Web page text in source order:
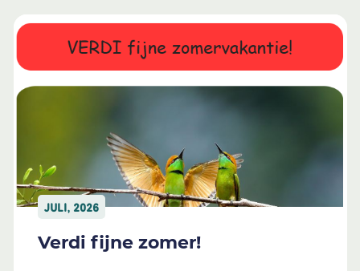
JULI, 2026
Verdi fijne zomer!